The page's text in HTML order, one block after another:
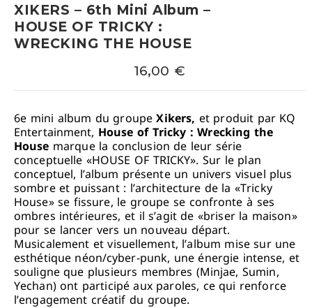
XIKERS – 6th Mini Album –
HOUSE OF TRICKY :
WRECKING THE HOUSE
16,00 €
6e mini album du groupeXikers, et produit par KQ
Entertainment, House of Tricky : Wrecking the
House marque la conclusion de leur série
conceptuelle «HOUSE OF TRICKY». Sur le plan
conceptuel, l’album présente un univers visuel plus
sombre et puissant : l’architecture de la «Tricky
House» se fissure, le groupe se confronte à ses
ombres intérieures, et il s’agit de «briser la maison»
pour se lancer vers un nouveau départ.
Musicalement et visuellement, l’album mise sur une
esthétique néon/cyber-punk, une énergie intense, et
souligne que plusieurs membres (Minjae, Sumin,
Yechan) ont participé aux paroles, ce qui renforce
l’engagement créatif du groupe.